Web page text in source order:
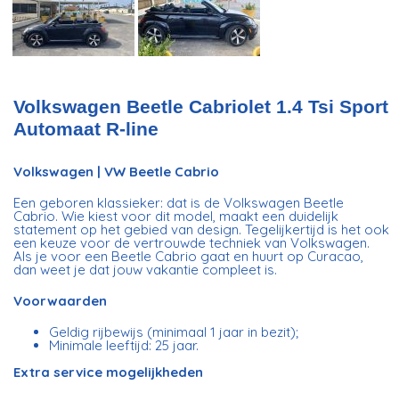
Volkswagen Beetle Cabriolet 1.4 Tsi Sport
Automaat R-line
Volkswagen | VW Beetle Cabrio
Een geboren klassieker: dat is de Volkswagen Beetle
Cabrio. Wie kiest voor dit model, maakt een duidelijk
statement op het gebied van design. Tegelijkertijd is het ook
een keuze voor de vertrouwde techniek van Volkswagen.
Als je voor een Beetle Cabrio gaat en huurt op Curacao,
dan weet je dat jouw vakantie compleet is.
Voorwaarden
Geldig rijbewijs (minimaal 1 jaar in bezit);
Minimale leeftijd: 25 jaar.
Extra service mogelijkheden